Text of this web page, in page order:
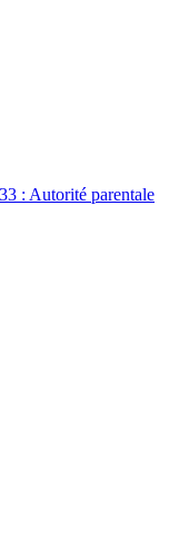
: Autorité parentale